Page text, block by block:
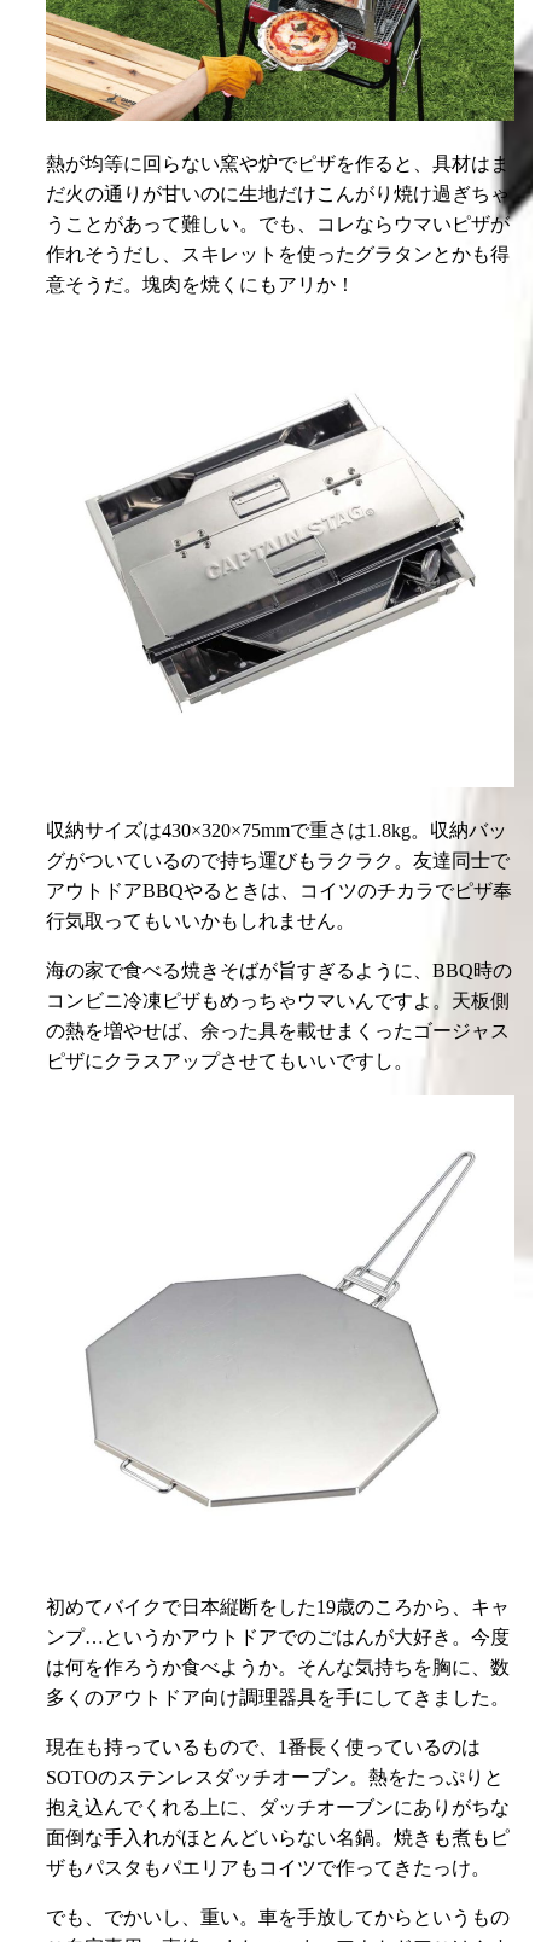
収納サイズは430×320×75mmで重さは1.8kg。収納バッ
グがついているので持ち運びもラクラク。友達同士で
アウトドアBBQやるときは、コイツのチカラでピザ奉
行気取ってもいいかもしれません。
海の家で食べる焼きそばが旨すぎるように、BBQ時の
コンビニ冷凍ピザもめっちゃウマいんですよ。天板側
の熱を増やせば、余った具を載せまくったゴージャス
初めてバイクで日本縦断をした19歳のころから、キャ
ンプ…というかアウトドアでのごはんが大好き。今度
は何を作ろうか食べようか。そんな気持ちを胸に、数
多くのアウトドア向け調理器具を手にしてきました。
現在も持っているもので、1番長く使っているのは
SOTOのステンレスダッチオーブン。熱をたっぷりと
抱え込んでくれる上に、ダッチオーブンにありがちな
面倒な手入れがほとんどいらない名鍋。焼きも煮もピ
ご自宅専用一直線。また、いま、アウトドアごはんす
るとなると友人の車に乗せてもらうかバイクか鉄道＆
バス＆徒歩が多いので、かさ張らないアウトドアグッ
ズばかり目に入るようになっていたのですが、
まじで、僕は。彼の訪れを待っていたのかもしれな
い。